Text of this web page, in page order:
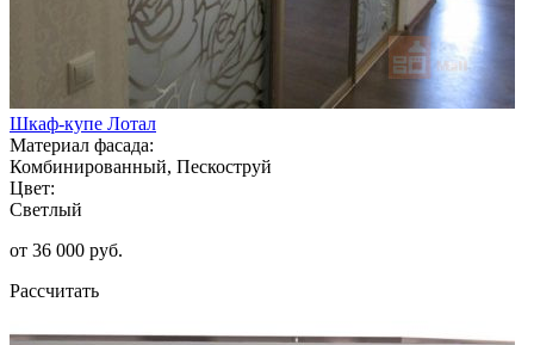
Шкаф-купе Лотал
Материал фасада:
Комбинированный, Пескоструй
Цвет:
Светлый
от 36 000 руб.
Рассчитать